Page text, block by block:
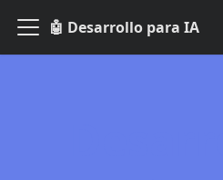
🤖 Desarrollo para IA